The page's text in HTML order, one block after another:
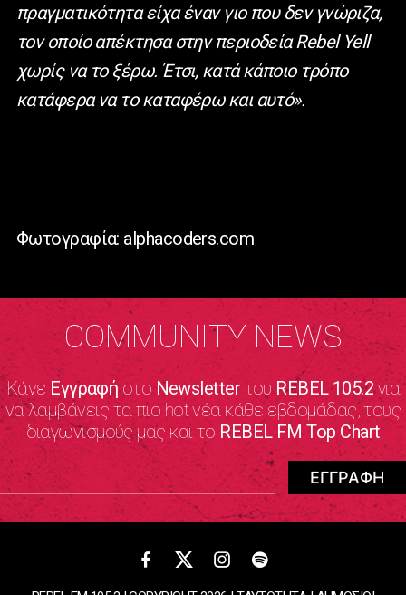
πραγματικότητα είχα έναν γιο που δεν γνώριζα,
τον οποίο απέκτησα στην περιοδεία Rebel Yell
χωρίς να το ξέρω. Έτσι, κατά κάποιο τρόπο
κατάφερα να το καταφέρω και αυτό».
Φωτογραφία: alphacoders.com
COMMUNITY NEWS
Κάνε Εγγραφήστο NewsletterτουREBEL 105.2για
να λαμβάνεις τα πιο hot νέα κάθε εβδομάδας, τους
διαγωνισμούς μας και το REBEL FM Top Chart